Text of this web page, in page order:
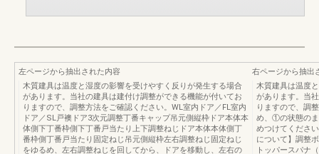
左ページから抽出された内容
木質建具は温度と湿度の影響を受けやすく反りが発生する場合
があります。当社の建具は建付け調整ができる機能が付いてお
りますので、調整方法をご確認ください。WL室内ドア／FL室内
ドア／SL戸襖ドア3次元調整丁番キャップ吊元側縦枠ドア本体本
体側下丁番枠側下丁番戸当たり上下調整ねじドア本体本体側丁
番枠側丁番戸当たり固定ねじ吊元側縦枠左右調整ねじ固定ねじ
をゆるめ、左右調整ねじを回してから、ドアを移動し、左右の
右ページから抽出
木質建具は温度
があります。当
りますので、調
め、①の状態の
めつけてくださ
について】調整
トッパースパナ